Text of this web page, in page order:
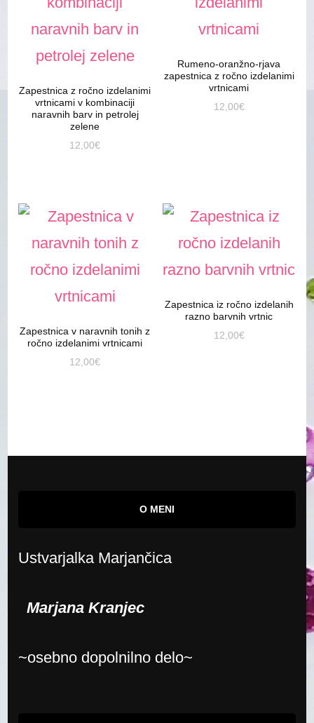
Zapestnica z ročno izdelanimi
vrtnicami v kombinaciji
naravnih barv in petrolej
zelene
12,00€
Rumeno-oranžno-rjava
zapestnica z ročno izdelanimi
vrtnicami
12,00€
Zapestnica v naravnih tonih z
ročno izdelanimi vrtnicami
12,00€
Zapestnica iz ročno izdelanih
razno barvnih vrtnic
12,00€
O MENI
Ustvarjalka Marjančica
Marjana Kranjec
~osebno dopolnilno delo~